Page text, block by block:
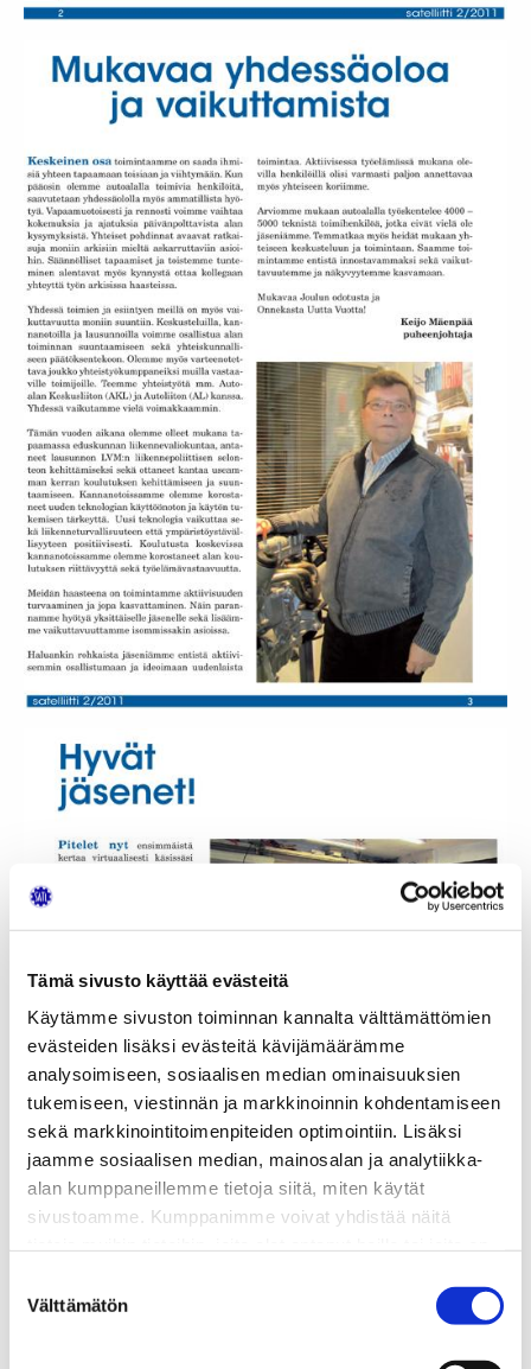
Tämä sivusto käyttää evästeitä
Käytämme sivuston toiminnan kannalta välttämättömien
evästeiden lisäksi evästeitä kävijämäärämme
analysoimiseen, sosiaalisen median ominaisuuksien
tukemiseen, viestinnän ja markkinoinnin kohdentamiseen
sekä markkinointitoimenpiteiden optimointiin. Lisäksi
jaamme sosiaalisen median, mainosalan ja analytiikka-
alan kumppaneillemme tietoja siitä, miten käytät
sivustoamme. Kumppanimme voivat yhdistää näitä
valinta
Välttämätön